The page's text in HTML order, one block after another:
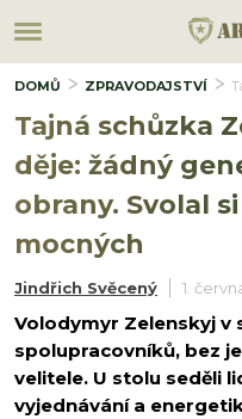
DOMŮ ZPRAVODAJSTVÍ
Tajná schůzka
děje: žádný
obrany. Svolal
mocných
Jindřich Svěcený 1.
Volodymyr Zelenskyj v
spolupracovníků, bez
velitele. U stolu seděli
vyjednávání a